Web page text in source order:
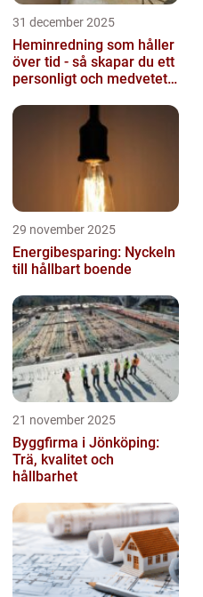
31 december 2025
Heminredning som håller
över tid - så skapar du ett
personligt och medvetet
29 november 2025
Energibesparing: Nyckeln
till hållbart boende
21 november 2025
Byggfirma i Jönköping:
Trä, kvalitet och
hållbarhet